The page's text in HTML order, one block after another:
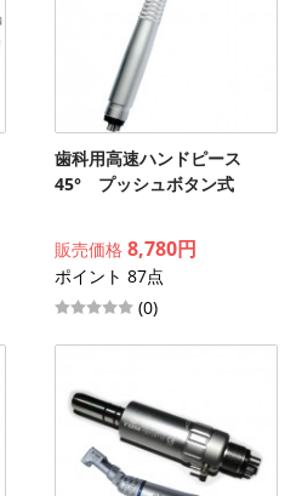
歯科用高速ハンドピース
45° プッシュボタン式
販売価格 8,780円
ポイント 87点
(0)